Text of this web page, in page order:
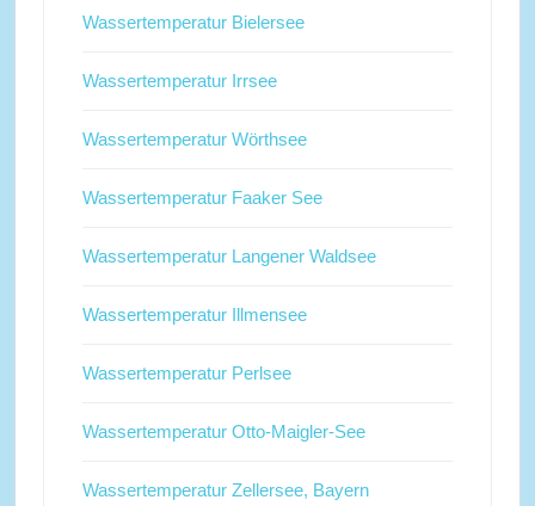
Wassertemperatur Bielersee
Wassertemperatur Irrsee
Wassertemperatur Wörthsee
Wassertemperatur Faaker See
Wassertemperatur Langener Waldsee
Wassertemperatur Illmensee
Wassertemperatur Perlsee
Wassertemperatur Otto-Maigler-See
Wassertemperatur Zellersee, Bayern